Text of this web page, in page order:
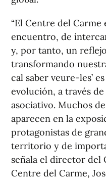
“El Centre del Carme
encuentro, de
y, por tanto, un
transformando
cal saber veure-les’
evolución, a través
asociativo. Muchos
aparecen en la
protagonistas de
territorio y de
señala el director del
Centre del Carme,